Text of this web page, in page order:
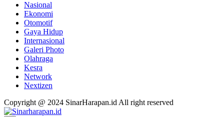
Nasional
Ekonomi
Otomotif
Gaya Hidup
Internasional
Galeri Photo
Olahraga
Kesra
Network
Nextizen
Copyright @ 2024 SinarHarapan.id All right reserved